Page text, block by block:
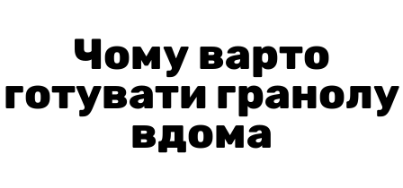
Чому варто
готувати гранолу
вдома